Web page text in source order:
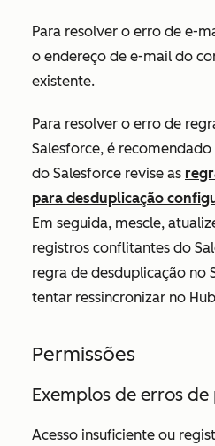
Para resolver o erro de e-
o endereço de e-mail do
existente.
Para resolver o erro de
Salesforce, é
do Salesforce revise as
para desduplicação
Em seguida, mescle,
registros conflitantes do
regra de desduplicação no
tentar ressincronizar no
Permissões
Exemplos de erros de
Acesso insuficiente ou